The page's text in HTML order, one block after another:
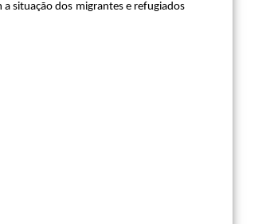
situação dos migrantes e refugiados